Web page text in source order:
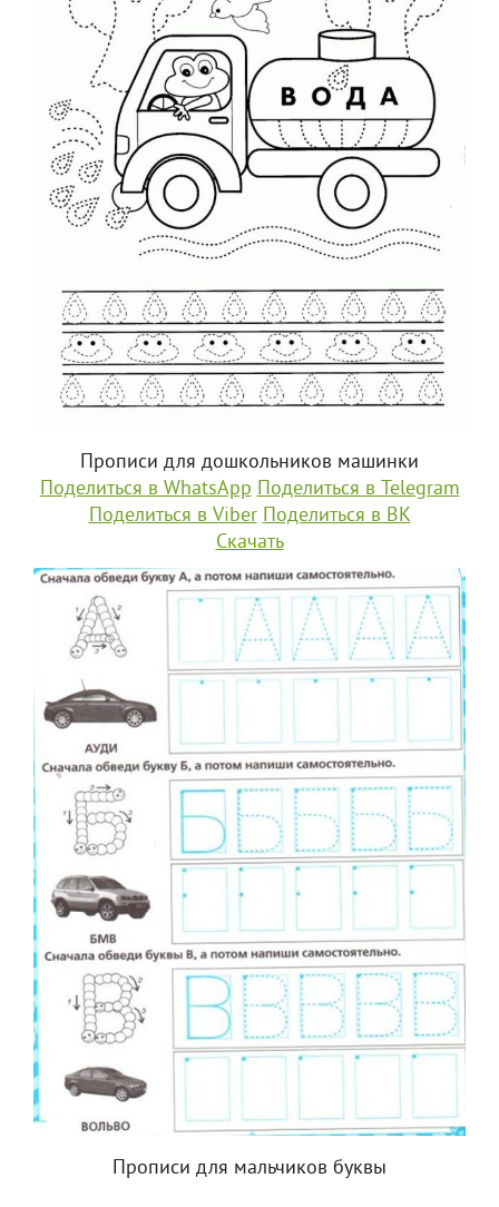
Прописи для дошкольников машинки
Поделиться в WhatsApp Поделиться в Telegram
Поделиться в Viber Поделиться в ВК
Скачать
Прописи для мальчиков буквы